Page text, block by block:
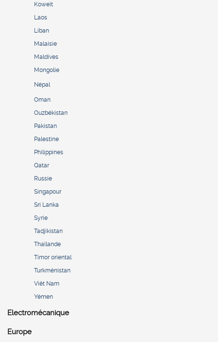
Koweït
Laos
Liban
Malaisie
Maldives
Mongolie
Népal
Oman
Ouzbékistan
Pakistan
Palestine
Philippines
Qatar
Russie
Singapour
Sri Lanka
Syrie
Tadjikistan
Thaïlande
Timor oriental
Turkménistan
Viêt Nam
Yémen
Electromécanique
Europe